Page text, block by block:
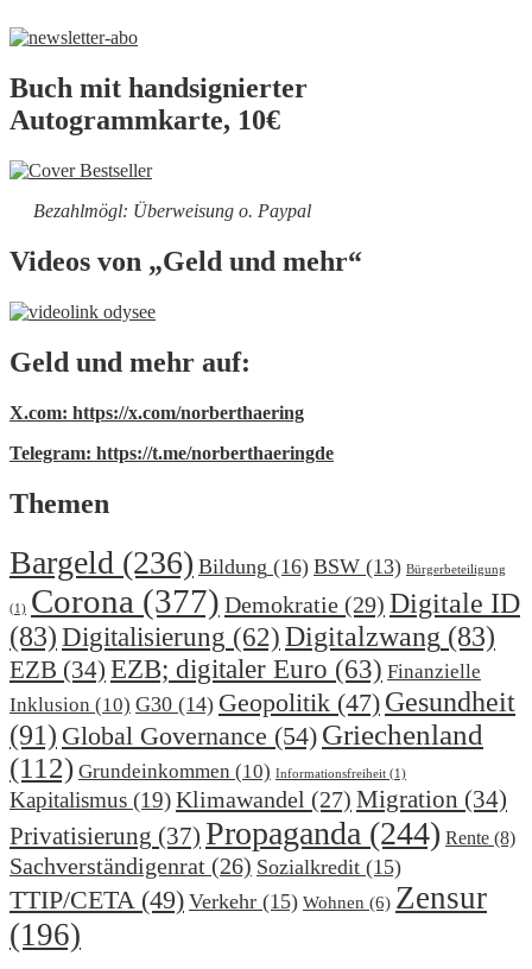
Buch mit handsignierter
Autogrammkarte, 10€
Bezahlmögl: Überweisung o. Paypal
Videos von „Geld und mehr“
Geld und mehr auf:
X.com: https://x.com/norberthaering
Telegram: https://t.me/norberthaeringde
Themen
Bargeld (236) Bildung (16) BSW (13) Bürgerbeteiligung
(1) Corona (377) Demokratie (29) Digitale ID
(83) Digitalisierung (62) Digitalzwang (83)
EZB (34) EZB; digitaler Euro (63) Finanzielle
Inklusion (10) G30 (14) Geopolitik (47) Gesundheit
(91) Global Governance (54) Griechenland
(112) Grundeinkommen (10) Informationsfreiheit (1)
Kapitalismus (19)Klimawandel (27) Migration (34)
Privatisierung (37) Propaganda (244) Rente (8)
Sachverständigenrat (26) Sozialkredit (15)
TTIP/CETA (49) Verkehr (15) Wohnen (6) Zensur
(196)